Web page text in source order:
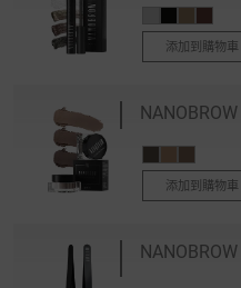
添加到購物車
NANOBROW
添加到購物車
NANOBROW